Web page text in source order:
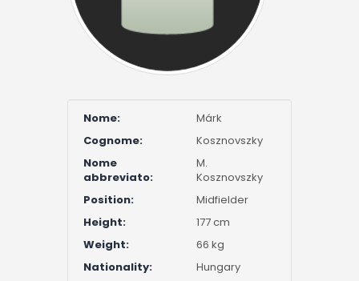
Nome:
Márk
Cognome:
Kosznovszky
Nome
abbreviato:
M.
Kosznovszky
Position:
Midfielder
Height:
177 cm
Weight:
66 kg
Nationality:
Hungary